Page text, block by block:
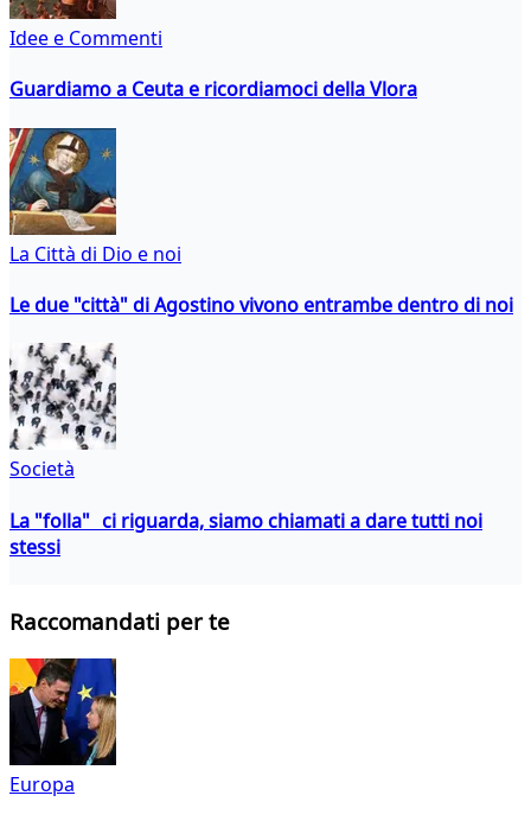
Idee e Commenti
Guardiamo a Ceuta e ricordiamoci della Vlora
La Città di Dio e noi
Le due "città" di Agostino vivono entrambe dentro di noi
Società
La "folla" ci riguarda, siamo chiamati a dare tutti noi
stessi
Raccomandati per te
Europa